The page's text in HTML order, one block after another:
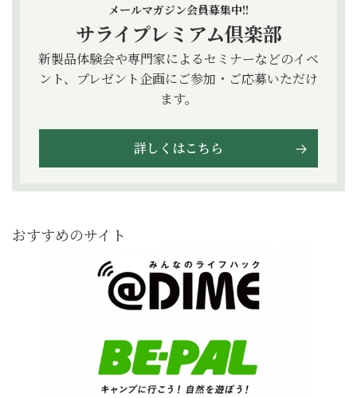
メールマガジン会員募集中!!
サライプレミアム倶楽部
新製品体験会や専門家によるセミナーなどのイベ
ント、プレゼント企画にご参加・ご応募いただけ
ます。
詳しくはこちら
おすすめのサイト